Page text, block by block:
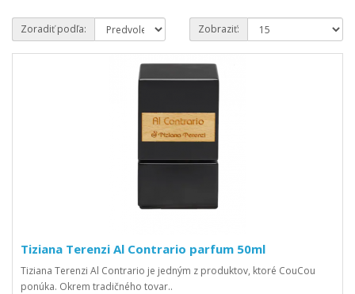
Zoradiť podľa: Zobraziť:
Tiziana Terenzi Al Contrario parfum 50ml
Tiziana Terenzi Al Contrario je jedným z produktov, ktoré CouCou
ponúka. Okrem tradičného tovar..